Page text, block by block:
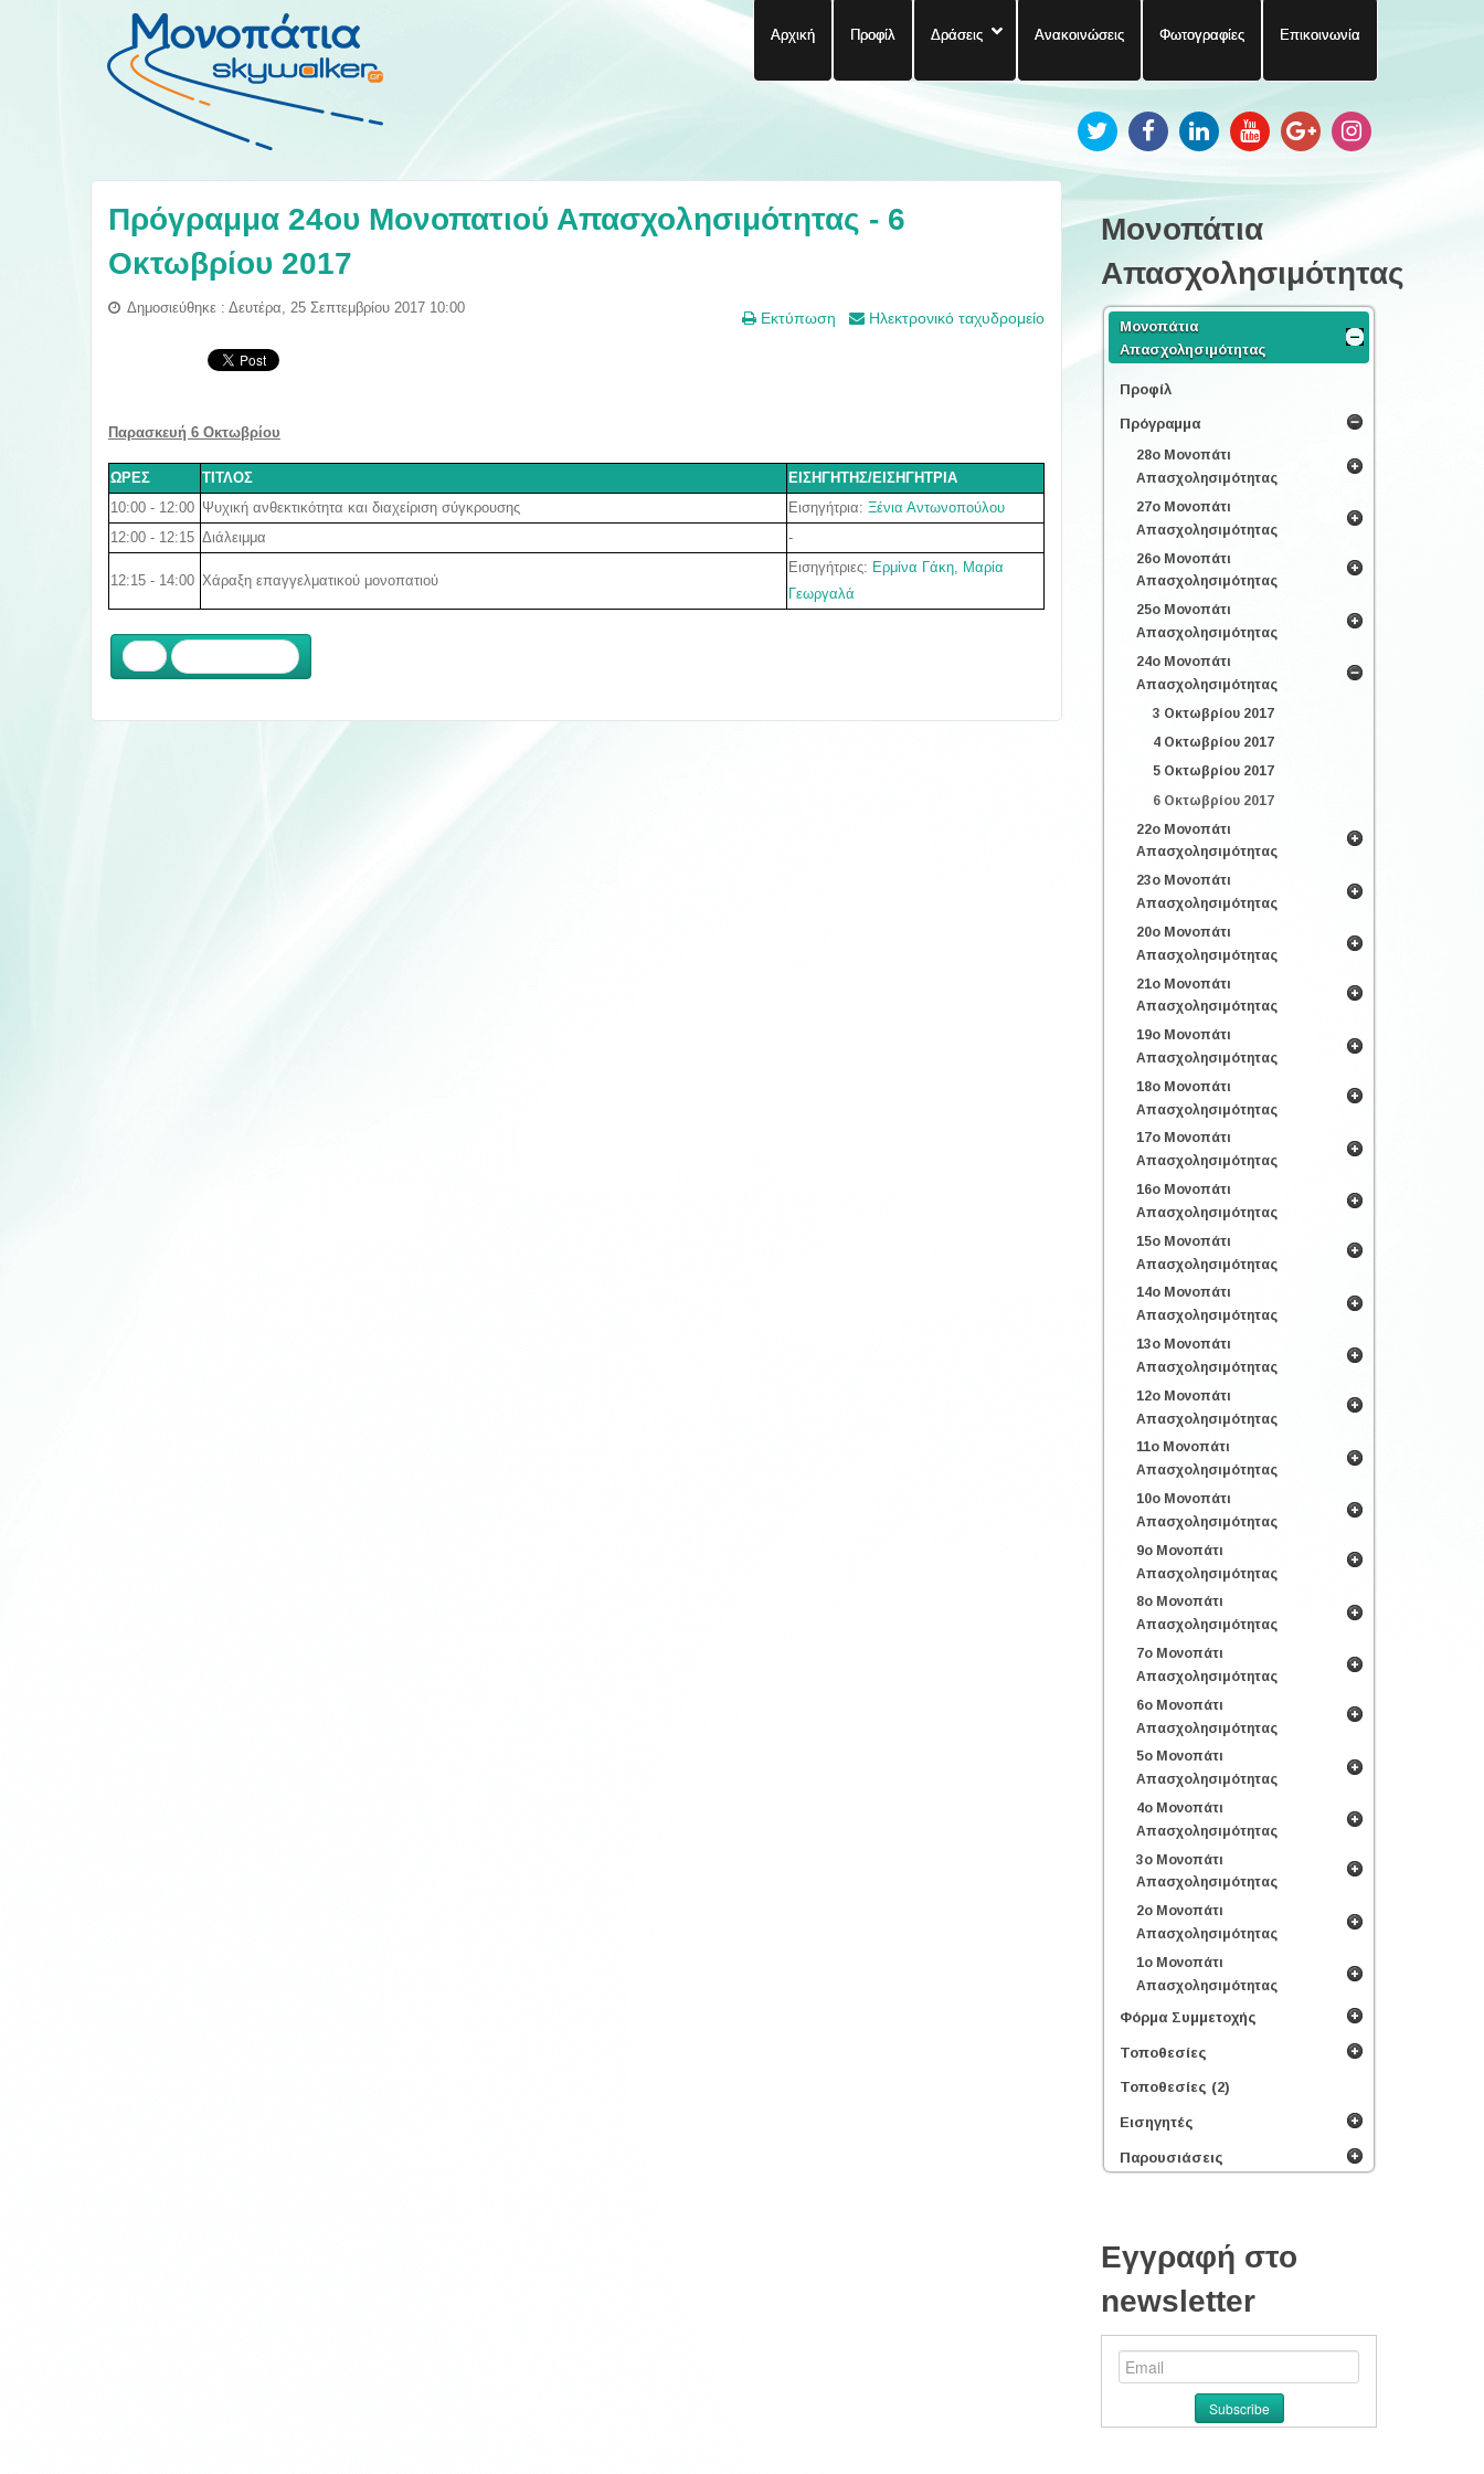
Αρχική Προφίλ Δράσεις Ανακοινώσεις Φωτογραφίες Επικοινωνία
Πρόγραμμα 24ου Μονοπατιού Απασχολησιμότητας - 6
Οκτωβρίου 2017
Εκτύπωση Ηλεκτρονικό ταχυδρομείο
Δημοσιεύθηκε : Δευτέρα, 25 Σεπτεμβρίου 2017 10:00
Παρασκευή 6 Οκτωβρίου
ΩΡΕΣ ΤΙΤΛΟΣ
ΕΙΣΗΓΗΤΗΣ/ΕΙΣΗΓΗΤΡΙΑ
10:00 - 12:00 Ψυχική ανθεκτικότητα και διαχείριση σύγκρουσης Εισηγήτρια: Ξένια Αντωνοπούλου
12:00 - 12:15 Διάλειμμα -
12:15 - 14:00 Χάραξη επαγγελματικού μονοπατιού
Εισηγήτριες: Ερμίνα Γάκη, Μαρία
Γεωργαλά
Μονοπάτια
Απασχολησιμότητας
Μονοπάτια
Απασχολησιμότητας
Προφίλ
Πρόγραμμα
28ο Μονοπάτι
Απασχολησιμότητας
27ο Μονοπάτι
Απασχολησιμότητας
26ο Μονοπάτι
Απασχολησιμότητας
25ο Μονοπάτι
Απασχολησιμότητας
24ο Μονοπάτι
Απασχολησιμότητας
3 Οκτωβρίου 2017
4 Οκτωβρίου 2017
5 Οκτωβρίου 2017
6 Οκτωβρίου 2017
22ο Μονοπάτι
Απασχολησιμότητας
23ο Μονοπάτι
Απασχολησιμότητας
20ο Μονοπάτι
Απασχολησιμότητας
21ο Μονοπάτι
Απασχολησιμότητας
19ο Μονοπάτι
Απασχολησιμότητας
18ο Μονοπάτι
Απασχολησιμότητας
17ο Μονοπάτι
Απασχολησιμότητας
16ο Μονοπάτι
Απασχολησιμότητας
15ο Μονοπάτι
Απασχολησιμότητας
14ο Μονοπάτι
Απασχολησιμότητας
13ο Μονοπάτι
Απασχολησιμότητας
12ο Μονοπάτι
Απασχολησιμότητας
11ο Μονοπάτι
Απασχολησιμότητας
10ο Μονοπάτι
Απασχολησιμότητας
9ο Μονοπάτι
Απασχολησιμότητας
8ο Μονοπάτι
Απασχολησιμότητας
7ο Μονοπάτι
Απασχολησιμότητας
6ο Μονοπάτι
Απασχολησιμότητας
5ο Μονοπάτι
Απασχολησιμότητας
4ο Μονοπάτι
Απασχολησιμότητας
3ο Μονοπάτι
Απασχολησιμότητας
2ο Μονοπάτι
Απασχολησιμότητας
1ο Μονοπάτι
Απασχολησιμότητας
Φόρμα Συμμετοχής
Τοποθεσίες
Τοποθεσίες (2)
Εισηγητές
Παρουσιάσεις
Εγγραφή στο
newsletter